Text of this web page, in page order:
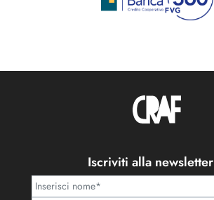
Iscriviti alla newsletter